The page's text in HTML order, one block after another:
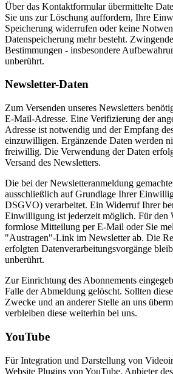
Über das Kontaktformular übermittelte
Sie uns zur Löschung auffordern, Ihre
Speicherung widerrufen oder keine
Datenspeicherung mehr besteht.
Bestimmungen - insbesondere
unberührt.
Newsletter-Daten
Zum Versenden unseres Newsletters
E-Mail-Adresse. Eine Verifizierung der
Adresse ist notwendig und der Empfang
einzuwilligen. Ergänzende Daten werden
freiwillig. Die Verwendung der Daten
Versand des Newsletters.
Die bei der Newsletteranmeldung
ausschließlich auf Grundlage Ihrer
DSGVO) verarbeitet. Ein Widerruf Ihrer
Einwilligung ist jederzeit möglich. Für den
formlose Mitteilung per E-Mail oder Sie
"Austragen"-Link im Newsletter ab. Die
erfolgten Datenverarbeitungsvorgänge
unberührt.
Zur Einrichtung des Abonnements
Falle der Abmeldung gelöscht. Sollten
Zwecke und an anderer Stelle an uns
verbleiben diese weiterhin bei uns.
YouTube
Für Integration und Darstellung von
Website Plugins von YouTube. Anbieter